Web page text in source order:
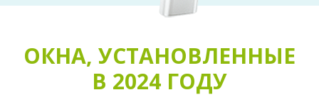
ОКНА, УСТАНОВЛЕННЫЕ
В 2024 ГОДУ